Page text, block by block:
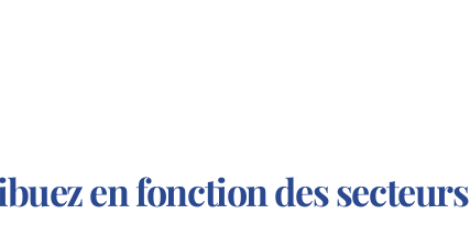
en fonction des secteurs